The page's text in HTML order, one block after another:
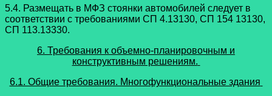
5.4. Размещать в МФЗ стоянки автомобилей следует в
соответствии с требованиями СП 4.13130, СП 154 13130,
СП 113.13330.
6. Требования к объемно-планировочным и
конструктивным решениям.
6.1. Общие требования. Многофункциональные здания